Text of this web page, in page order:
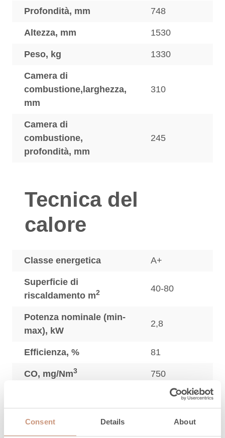
Consent Details About
Profondità, mm 748
Altezza, mm 1530
Peso, kg 1330
Camera di
combustione,larghezza,
mm
310
Camera di
combustione,
profondità, mm
245
Tecnica del
calore
Classe energetica A+
Superficie di
riscaldamento m2 40-80
Potenza nominale (min-
max), kW
2,8
Efficienza, % 81
CO, mg/Nm3 750
OGC, mg/Nm
3